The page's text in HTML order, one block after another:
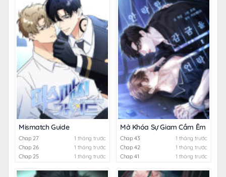
Mismatch Guide
Chap 27
1 tháng trước
Chap 26
1 tháng trước
Chap 25
1 tháng trước
Mở Khóa Sự Giam Cầm Êm Ái
Chap 43
1 tháng trước
Chap 42
1 tháng trước
Chap 41
1 tháng trước